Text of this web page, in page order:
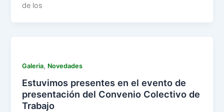
de los
Galeria, Novedades
Estuvimos presentes en el evento de
presentación del Convenio Colectivo de
Trabajo